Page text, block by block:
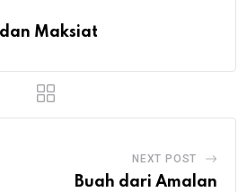
Maksiat
NEXT POST
Buah dari Amalan